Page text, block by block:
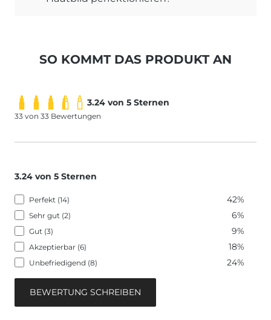
SO KOMMT DAS PRODUKT AN
3.24 von 5 Sternen
33 von 33 Bewertungen
3.24 von 5 Sternen
Perfekt (14) 42%
Sehr gut (2) 6%
Gut (3) 9%
Akzeptierbar (6) 18%
Unbefriedigend (8) 24%
BEWERTUNG SCHREIBEN